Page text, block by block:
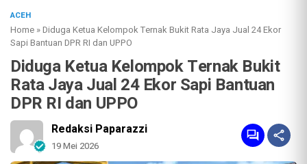
ACEH
Home »Diduga Ketua Kelompok Ternak Bukit Rata Jaya Jual 24 Ekor
Sapi Bantuan DPR RI dan UPPO
Diduga Ketua Kelompok Ternak Bukit
Rata Jaya Jual 24 Ekor Sapi Bantuan
DPR RI dan UPPO
Redaksi Paparazzi
19 Mei 2026